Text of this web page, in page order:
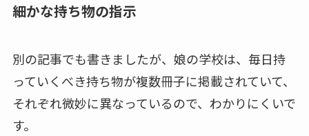
細かな持ち物の指示
別の記事でも書きましたが、娘の学校は、毎日持
っていくべき持ち物が複数冊子に掲載されていて、
それぞれ微妙に異なっているので、わかりにくいで
す。